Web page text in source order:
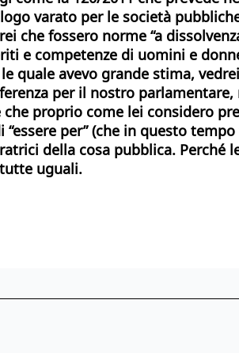
varato per le società
fossero norme “a
e competenze di uomini e
quale avevo grande stima,
per il nostro
proprio come lei considero
per” (che in questo
della cosa pubblica. Perché
uguali.